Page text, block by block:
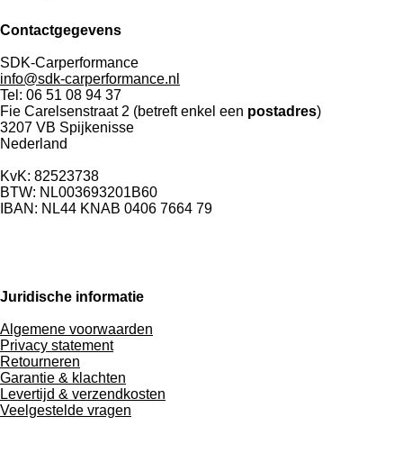
Contactgegevens
SDK-Carperformance
info@sdk-carperformance.nl
Tel: 06 51 08 94 37
Fie Carelsenstraat 2 (betreft enkel een postadres)
3207 VB Spijkenisse
Nederland
KvK: 82523738
BTW: NL003693201B60
IBAN: NL44 KNAB 0406 7664 79
Juridische informatie
Algemene voorwaarden
Privacy statement
Retourneren
Garantie & klachten
Levertijd & verzendkosten
Veelgestelde vragen